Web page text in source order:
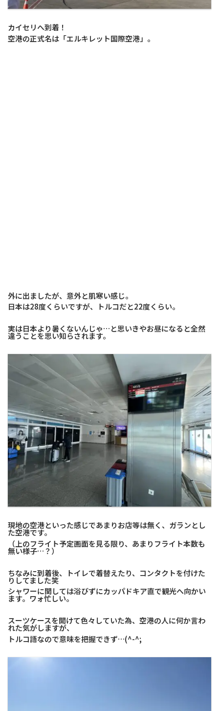
カイセリへ到着！
空港の正式名は「エルキレット国際空港」。
外に出ましたが、意外と肌寒い感じ。
日本は28度くらいですが、トルコだと22度くらい。
実は日本より暑くないんじゃ…と思いきやお昼になると全然
違うことを思い知らされます。
現地の空港といった感じであまりお店等は無く、ガランとし
た空港です。
（上のフライト予定画面を見る限り、あまりフライト本数も
無い様子…？）
ちなみに到着後、トイレで着替えたり、コンタクトを付けた
りしてました笑
シャワーに関しては浴びずにカッパドキア直で観光へ向かい
ます。ワォ忙しい。
スーツケースを開けて色々していた為、空港の人に何か言わ
れた気がしますが、
トルコ語なので意味を把握できず…(^-^;